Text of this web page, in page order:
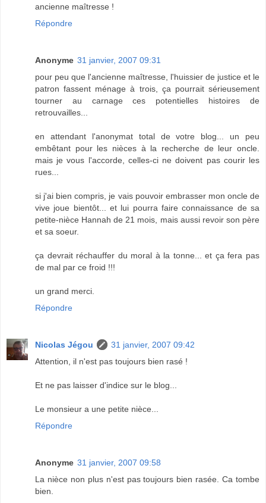
ancienne maîtresse !
Répondre
Anonyme 31 janvier, 2007 09:31
pour peu que l'ancienne maîtresse, l'huissier de justice et le
patron fassent ménage à trois, ça pourrait sérieusement
tourner au carnage ces potentielles histoires de
retrouvailles...
en attendant l'anonymat total de votre blog... un peu
embêtant pour les nièces à la recherche de leur oncle.
mais je vous l'accorde, celles-ci ne doivent pas courir les
rues...
si j'ai bien compris, je vais pouvoir embrasser mon oncle de
vive joue bientôt... et lui pourra faire connaissance de sa
petite-nièce Hannah de 21 mois, mais aussi revoir son père
et sa soeur.
ça devrait réchauffer du moral à la tonne... et ça fera pas
de mal par ce froid !!!
un grand merci.
Répondre
Nicolas Jégou
31 janvier, 2007 09:42
Attention, il n'est pas toujours bien rasé !
Et ne pas laisser d'indice sur le blog...
Le monsieur a une petite nièce...
Répondre
Anonyme 31 janvier, 2007 09:58
La nièce non plus n'est pas toujours bien rasée. Ca tombe
bien.